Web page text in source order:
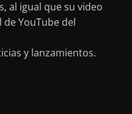
al igual que su video
YouTube del
y lanzamientos.